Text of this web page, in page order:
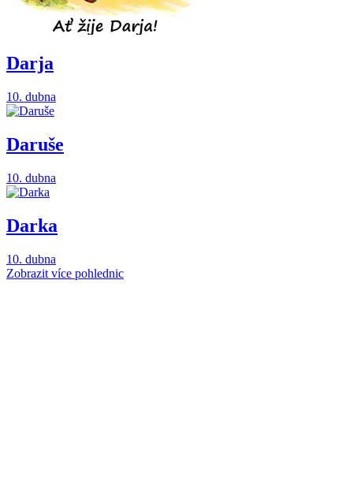
Darja
10. dubna
Daruše
10. dubna
Darka
10. dubna
Zobrazit více pohlednic